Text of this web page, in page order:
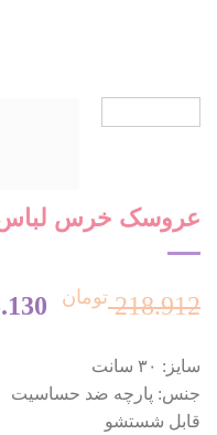
عروسک خرس لباس
218.912 تومان
سایز: ۳۰ سانت
جنس: پارچه ضد حساسیت
قابل شستشو